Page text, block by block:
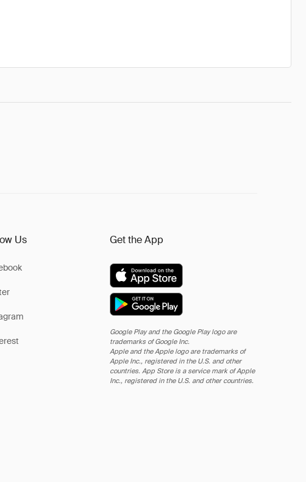
Us Get the App
Google Play and the Google Play logo are
trademarks of Google Inc.
Apple and the Apple logo are trademarks of
Apple Inc., registered in the U.S. and other
countries. App Store is a service mark of Apple
Inc., registered in the U.S. and other countries.